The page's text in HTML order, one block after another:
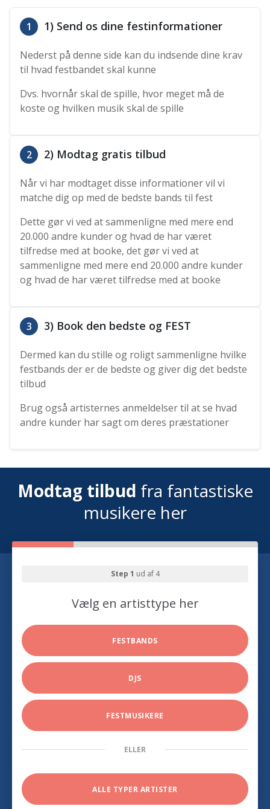
1 1) Send os dine festinformationer
Nederst på denne side kan du indsende dine krav
til hvad festbandet skal kunne
Dvs. hvornår skal de spille, hvor meget må de
koste og hvilken musik skal de spille
2 2) Modtag gratis tilbud
Når vi har modtaget disse informationer vil vi
matche dig op med de bedste bands til fest
Dette gør vi ved at sammenligne med mere end
20.000 andre kunder og hvad de har været
tilfredse med at booke, det gør vi ved at
sammenligne med mere end 20.000 andre kunder
og hvad de har været tilfredse med at booke
3 3) Book den bedste og FEST
Dermed kan du stille og roligt sammenligne hvilke
festbands der er de bedste og giver dig det bedste
tilbud
Brug også artisternes anmeldelser til at se hvad
andre kunder har sagt om deres præstationer
Modtag tilbud fra fantastiske
musikere her
Step 1 ud af 4
Vælg en artisttype her
FESTBANDS
DJS
FESTMUSIKERE
ELLER
ALLE TYPER ARTISTER